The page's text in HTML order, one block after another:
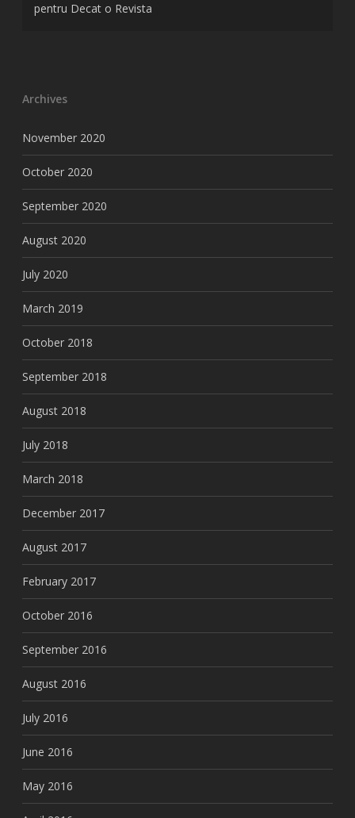
pentru Decat o Revista
Archives
November 2020
October 2020
September 2020
August 2020
July 2020
March 2019
October 2018
September 2018
August 2018
July 2018
March 2018
December 2017
August 2017
February 2017
October 2016
September 2016
August 2016
July 2016
June 2016
May 2016